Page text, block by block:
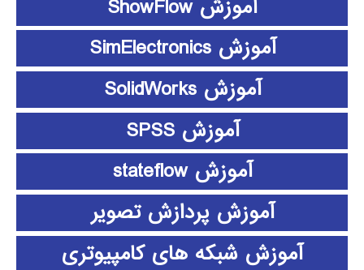
آموزش ShowFlow
آموزش SimElectronics
آموزش SolidWorks
آموزش SPSS
آموزش stateflow
آموزش پردازش تصویر
آموزش شبکه های کامپیوتری